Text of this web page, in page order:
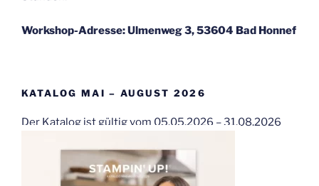
Workshop-Adresse: Ulmenweg 3, 53604 Bad Honnef
KATALOG MAI – AUGUST 2026
Der Katalog ist gültig vom 05.05.2026 – 31.08.2026